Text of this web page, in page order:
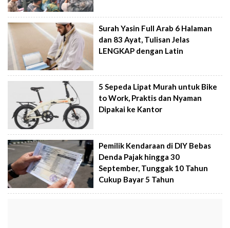
Surah Yasin Full Arab 6 Halaman
dan 83 Ayat, Tulisan Jelas
LENGKAP dengan Latin
5 Sepeda Lipat Murah untuk Bike
to Work, Praktis dan Nyaman
Dipakai ke Kantor
Pemilik Kendaraan di DIY Bebas
Denda Pajak hingga 30
September, Tunggak 10 Tahun
Cukup Bayar 5 Tahun